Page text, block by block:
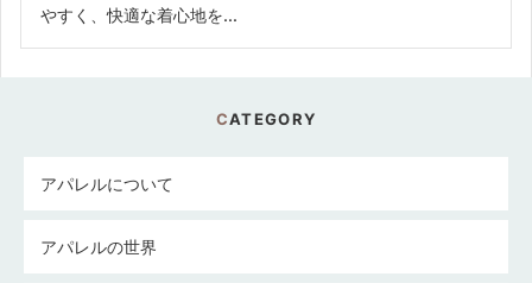
やすく、快適な着心地を...
CATEGORY
アパレルについて
アパレルの世界